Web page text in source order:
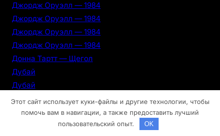
Джордж Оруэлл — 1984
Джордж Оруэлл — 1984
Джордж Оруэлл — 1984
Джордж Оруэлл — 1984
Донна Тартт — Щегол
Дубай
Дубай
Дубай
Дубай
Этот сайт использует куки-файлы и другие технологии, чтобы
помочь вам в навигации, а также предоставить лучший
пользовательский опыт.
OK